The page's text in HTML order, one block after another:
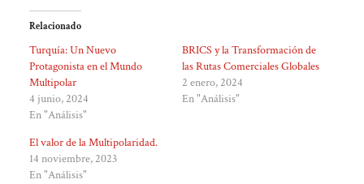
Relacionado
Turquía: Un Nuevo
Protagonista en el Mundo
Multipolar
4 junio, 2024
En "Análisis"
BRICS y la Transformación de
las Rutas Comerciales Globales
2 enero, 2024
En "Análisis"
El valor de la Multipolaridad.
14 noviembre, 2023
En "Análisis"